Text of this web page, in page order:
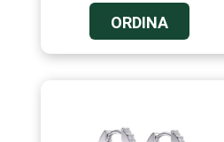
ORDINA
6104
C/FIORI